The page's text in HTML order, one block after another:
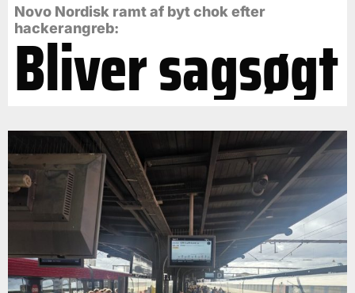
Novo Nordisk ramt af byt chok efter
hackerangreb:
Bliver sagsøgt